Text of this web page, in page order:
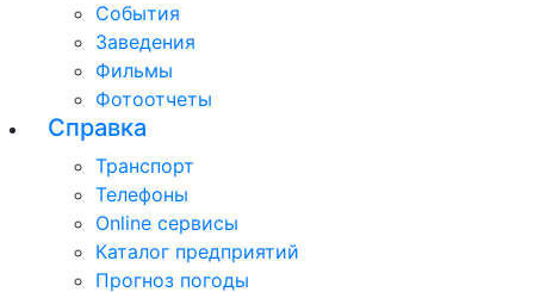
События
Заведения
Фильмы
Фотоотчеты
Справка
Транспорт
Телефоны
Online сервисы
Каталог предприятий
Прогноз погоды